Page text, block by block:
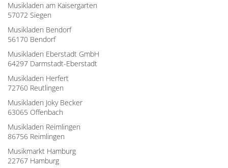
Musikladen am Kaisergarten
57072 Siegen
Musikladen Bendorf
56170 Bendorf
Musikladen Eberstadt GmbH
64297 Darmstadt-Eberstadt
Musikladen Herfert
72760 Reutlingen
Musikladen Joky Becker
63065 Offenbach
Musikladen Reimlingen
86756 Reimlingen
Musikmarkt Hamburg
22767 Hamburg